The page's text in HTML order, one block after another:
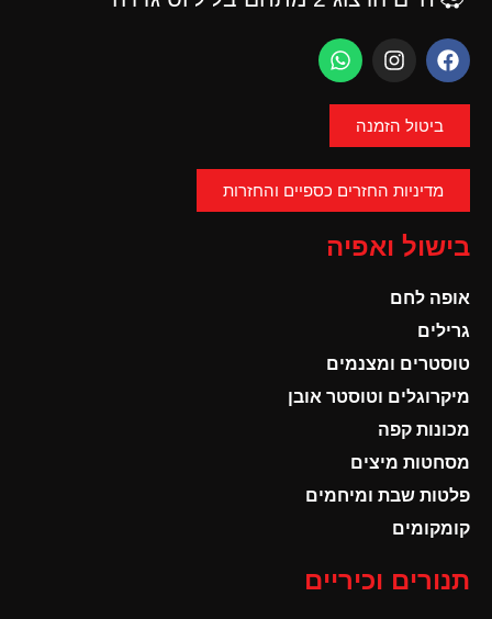
ביטול הזמנה
מדיניות החזרים כספיים והחזרות
בישול ואפיה
אופה לחם
גרילים
טוסטרים ומצנמים
מיקרוגלים וטוסטר אובן
מכונות קפה
מסחטות מיצים
פלטות שבת ומיחמים
קומקומים
תנורים וכיריים